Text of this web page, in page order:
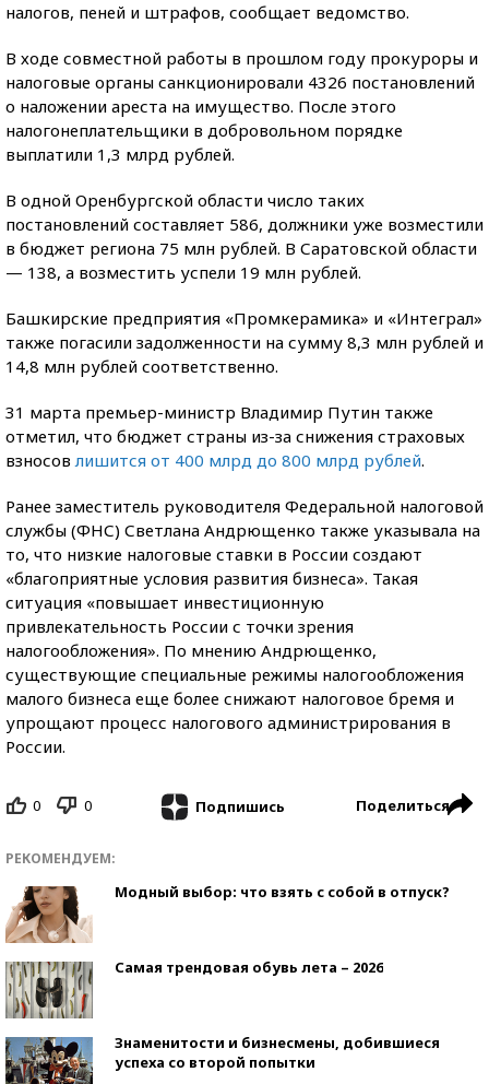
налогов, пеней и штрафов, сообщает ведомство.
В ходе совместной работы в прошлом году прокуроры и
налоговые органы санкционировали 4326 постановлений
о наложении ареста на имущество. После этого
налогонеплательщики в добровольном порядке
выплатили 1,3 млрд рублей.
В одной Оренбургской области число таких
постановлений составляет 586, должники уже возместили
в бюджет региона 75 млн рублей. В Саратовской области
— 138, а возместить успели 19 млн рублей.
Башкирские предприятия «Промкерамика» и «Интеграл»
также погасили задолженности на сумму 8,3 млн рублей и
14,8 млн рублей соответственно.
31 марта премьер-министр Владимир Путин также
отметил, что бюджет страны из-за снижения страховых
взносовлишится от 400 млрд до 800 млрд рублей.
Ранее заместитель руководителя Федеральной налоговой
службы (ФНС) Светлана Андрющенко также указывала на
то, что низкие налоговые ставки в России создают
«благоприятные условия развития бизнеса». Такая
ситуация «повышает инвестиционную
привлекательность России с точки зрения
налогообложения». По мнению Андрющенко,
существующие специальные режимы налогообложения
малого бизнеса еще более снижают налоговое бремя и
упрощают процесс налогового администрирования в
России.
0 0 Подпишись Поделиться
РЕКОМЕНДУЕМ:
Модный выбор: что взять с собой в отпуск?
Самая трендовая обувь лета – 2026
Знаменитости и бизнесмены, добившиеся
успеха со второй попытки